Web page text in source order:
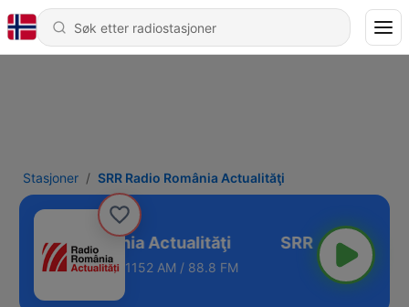
Stasjoner SRR Radio România Actualităţi
Radio România Actualităţi
1152 AM / 88.8 FM